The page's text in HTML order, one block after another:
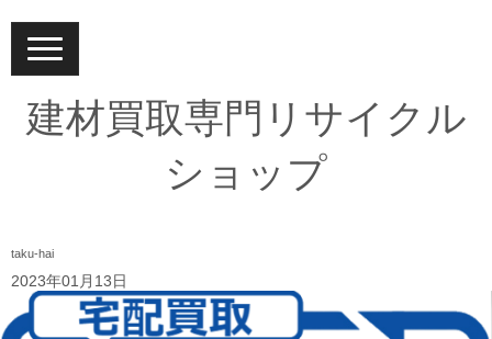
N
a
v
g
a
建材買取専門リサイクル
ショップ
taku-hai
2023年01月13日